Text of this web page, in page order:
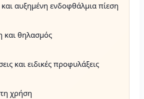
αυξημένη ενδοφθάλμια πίεση
και θηλασμός
και ειδικές προφυλάξεις
χρήση